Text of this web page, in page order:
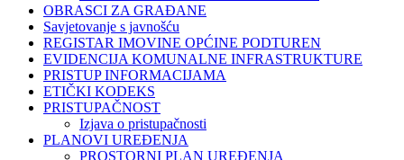
OBRASCI ZA GRAĐANE
Savjetovanje s javnošću
REGISTAR IMOVINE OPĆINE PODTUREN
EVIDENCIJA KOMUNALNE INFRASTRUKTURE
PRISTUP INFORMACIJAMA
ETIČKI KODEKS
PRISTUPAČNOST
Izjava o pristupačnosti
PLANOVI UREĐENJA
PROSTORNI PLAN UREĐENJA